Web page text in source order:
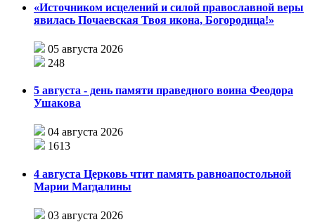
«Источником исцелений и силой православной веры
явилась Почаевская Твоя икона, Богородица!»
05 августа 2026
248
5 августа - день памяти праведного воина Феодора
Ушакова
04 августа 2026
1613
4 августа Церковь чтит память равноапостольной
Марии Магдалины
03 августа 2026